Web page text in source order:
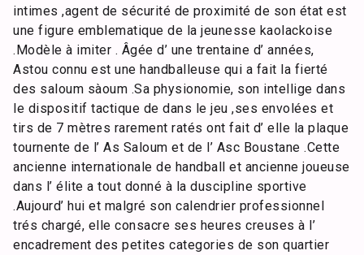
intimes ,agent de sécurité de proximité de son état est
une figure emblematique de la jeunesse kaolackoise
.Modèle à imiter . Âgée d’ une trentaine d’ années,
Astou connu est une handballeuse qui a fait la fierté
des saloum sàoum .Sa physionomie, son intellige dans
le dispositif tactique de dans le jeu ,ses envolées et
tirs de 7 mètres rarement ratés ont fait d’ elle la plaque
tournente de l’ As Saloum et de l’ Asc Boustane .Cette
ancienne internationale de handball et ancienne joueuse
dans l’ élite a tout donné à la duscipline sportive
.Aujourd’ hui et malgré son calendrier professionnel
trés chargé, elle consacre ses heures creuses à l’
encadrement des petites categories de son quartier